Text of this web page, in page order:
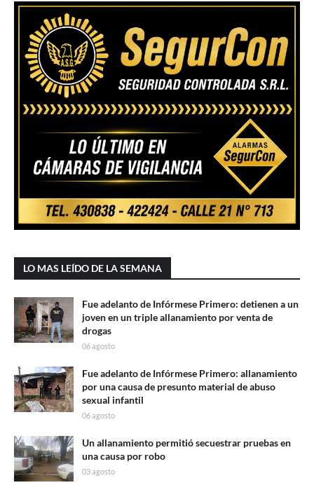
LO MAS LEÍDO DE LA SEMANA
Fue adelanto de Infórmese Primero: detienen a un
joven en un triple allanamiento por venta de
drogas
06 agosto
Fue adelanto de Infórmese Primero: allanamiento
por una causa de presunto material de abuso
sexual infantil
06 agosto
Un allanamiento permitió secuestrar pruebas en
una causa por robo
03 agosto